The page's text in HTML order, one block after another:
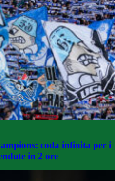
coda infinita per i
in 2 ore